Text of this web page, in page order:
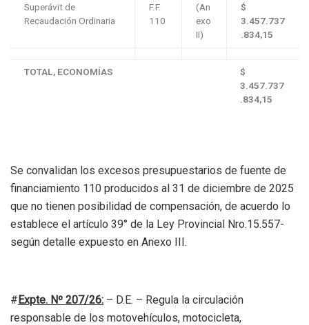
Superávit de
Recaudación Ordinaria
F.F.
110
(An
exo
II)
$
3.457.737
.834,15
TOTAL, ECONOMÍAS
$
3.457.737
.834,15
Se convalidan los excesos presupuestarios de fuente de
financiamiento 110 producidos al 31 de diciembre de 2025
que no tienen posibilidad de compensación, de acuerdo lo
establece el artículo 39° de la Ley Provincial Nro.15.557-
según detalle expuesto en Anexo III.
# Expte. Nº 207/26: – D.E. – Regula la circulación
responsable de los motovehículos, motocicleta,